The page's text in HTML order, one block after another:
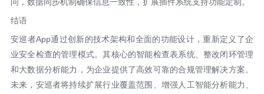
结语
安巡者App通过创新的技术架构和全面的功能设计，重新定义了企
业安全检查的管理模式。其核心的智能检查表系统、整改闭环管理
和大数据分析能力，为企业提供了高效可靠的合规管理解决方案。
未来，安巡者将持续扩展行业覆盖范围、增强人工智能分析能力、